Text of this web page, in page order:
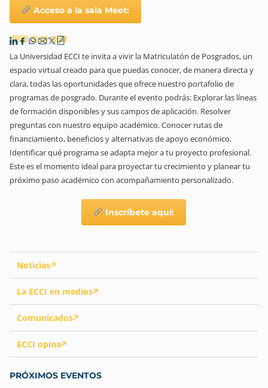
Noticias
La ECCI en medios
Comunicados
ECCI opina
PRÓXIMOS EVENTOS
Acceso a la sala Meet:
La Universidad ECCI te invita a vivir la Matriculatón de Posgrados, un
espacio virtual creado para que puedas conocer, de manera directa y
clara, todas las oportunidades que ofrece nuestro portafolio de
programas de posgrado. Durante el evento podrás: Explorar las líneas
de formación disponibles y sus campos de aplicación. Resolver
preguntas con nuestro equipo académico. Conocer rutas de
financiamiento, beneficios y alternativas de apoyo económico.
Identificar qué programa se adapta mejor a tu proyecto profesional.
Este es el momento ideal para proyectar tu crecimiento y planear tu
próximo paso académico con acompañamiento personalizado.
Inscríbete aquí: